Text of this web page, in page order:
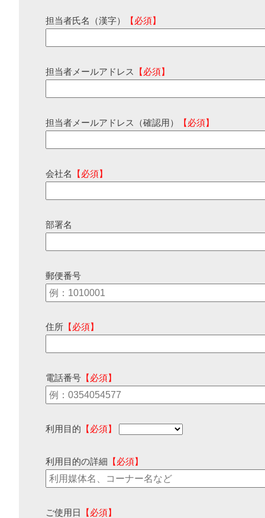
担当者氏名（漢字） 【必須】
担当者メールアドレス 【必須】
担当者メールアドレス（確認用） 【必須】
会社名 【必須】
部署名
郵便番号
住所 【必須】
電話番号 【必須】
利用目的 【必須】
利用目的の詳細 【必須】
ご使用日 【必須】